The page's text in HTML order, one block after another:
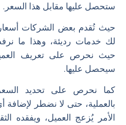
ستحصل عليها مقابل هذا السعر.
حيث تُقدم بعض الشركات
لك خدمات رديئة، وهذا ما
حيث نحرص على تعريف
سيحصل عليها.
كما نحرص على تحديد
بالعملية، حتى لا نضطر
الأمر يُزعج العميل، ويفقده